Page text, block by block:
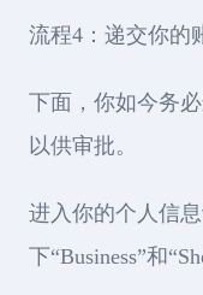
流程4：递交你的
下面，你如今务
以供审批。
进入你的个人信
下“Business”和